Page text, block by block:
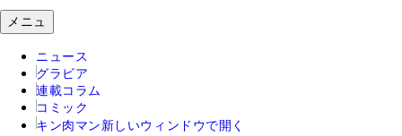
メニュ
ニュース
グラビア
連載コラム
コミック
キン肉マン 新しいウィンドウで開く